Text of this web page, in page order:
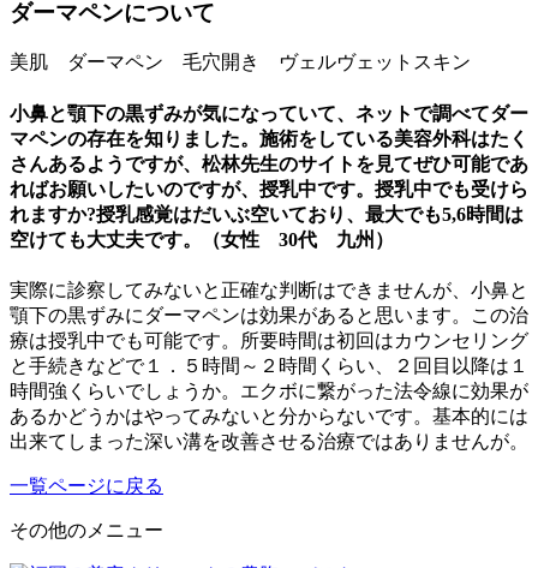
ダーマペンについて
美肌 ダーマペン 毛穴開き ヴェルヴェットスキン
小鼻と顎下の黒ずみが気になっていて、ネットで調べてダー
マペンの存在を知りました。施術をしている美容外科はたく
さんあるようですが、松林先生のサイトを見てぜひ可能であ
ればお願いしたいのですが、授乳中です。授乳中でも受けら
れますか?授乳感覚はだいぶ空いており、最大でも5,6時間は
空けても大丈夫です。（女性 30代 九州）
実際に診察してみないと正確な判断はできませんが、小鼻と
顎下の黒ずみにダーマペンは効果があると思います。この治
療は授乳中でも可能です。所要時間は初回はカウンセリング
と手続きなどで１．５時間～２時間くらい、２回目以降は１
時間強くらいでしょうか。エクボに繋がった法令線に効果が
あるかどうかはやってみないと分からないです。基本的には
出来てしまった深い溝を改善させる治療ではありませんが。
一覧ページに戻る
その他のメニュー